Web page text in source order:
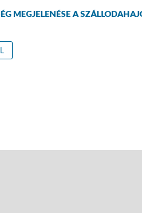
MEGJELENÉSE A